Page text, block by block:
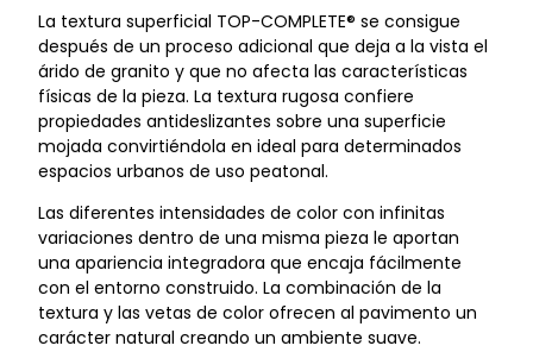
La textura superficial TOP-COMPLETE® se consigue
después de un proceso adicional que deja a la vista el
árido de granito y que no afecta las características
físicas de la pieza. La textura rugosa confiere
propiedades antideslizantes sobre una superficie
mojada convirtiéndola en ideal para determinados
espacios urbanos de uso peatonal.
Las diferentes intensidades de color con infinitas
variaciones dentro de una misma pieza le aportan
una apariencia integradora que encaja fácilmente
con el entorno construido. La combinación de la
textura y las vetas de color ofrecen al pavimento un
carácter natural creando un ambiente suave.